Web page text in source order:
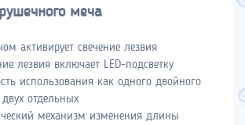
меча
активирует свечение лезвия
лезвия включает LED-подсветку
использования как одного двойного
отдельных
механизм изменения длины